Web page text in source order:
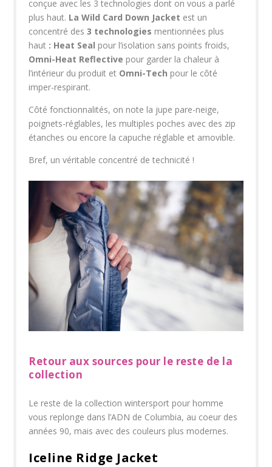
conçue avec les 3 technologies dont on vous a parlé
plus haut. La Wild Card Down Jacket est un
concentré des 3 technologies mentionnées plus
haut : Heat Seal pour l’isolation sans points froids,
Omni-Heat Reflective pour garder la chaleur à
l’intérieur du produit et Omni-Tech pour le côté
imper-respirant.
Côté fonctionnalités, on note la jupe pare-neige,
poignets-réglables, les multiples poches avec des zip
étanches ou encore la capuche réglable et amovible.
Bref, un véritable concentré de technicité !
Retour aux sources pour le reste de la
collection
Le reste de la collection wintersport pour homme
vous replonge dans l’ADN de Columbia, au coeur des
années 90, mais avec des couleurs plus modernes.
Iceline Ridge Jacket